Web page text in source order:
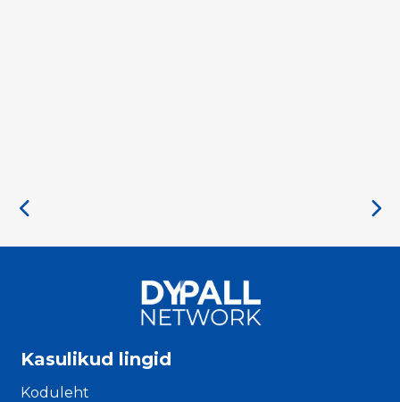
Kasulikud lingid
Koduleht